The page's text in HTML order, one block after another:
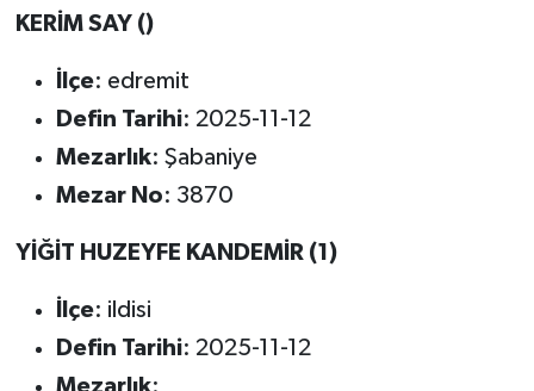
KERİM SAY ()
İlçe: edremit
Defin Tarihi: 2025-11-12
Mezarlık: Şabaniye
Mezar No: 3870
YİĞİT HUZEYFE KANDEMİR (1)
İlçe: ildisi
Defin Tarihi: 2025-11-12